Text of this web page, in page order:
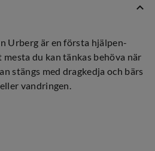
Urberg är en första hjälpen-
du kan tänkas behöva när
stängs med dragkedja och bärs
vandringen.